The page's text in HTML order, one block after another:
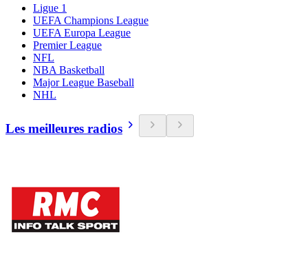
Ligue 1
UEFA Champions League
UEFA Europa League
Premier League
NFL
NBA Basketball
Major League Baseball
NHL
Les meilleures radios